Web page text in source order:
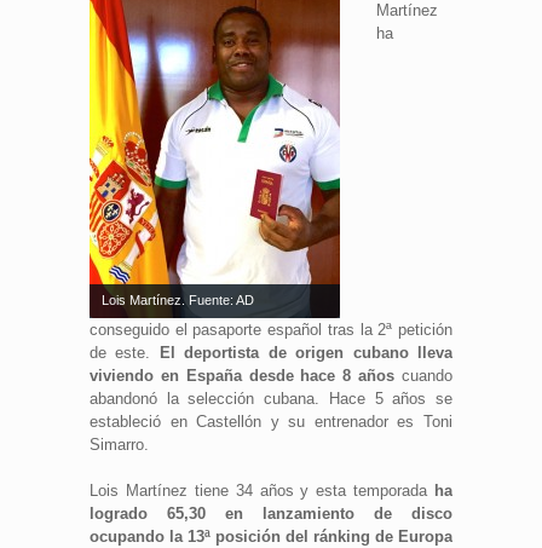
Lois Martínez. Fuente: AD
Martínez
ha
conseguido el pasaporte español tras la 2ª petición
de este.
El deportista de origen cubano lleva
viviendo en España desde hace 8 años cuando
abandonó la selección cubana. Hace 5 años se
estableció en Castellón y su entrenador es Toni
Simarro.
Lois Martínez tiene 34 años y esta temporada ha
logrado 65,30 en lanzamiento de disco
ocupando la 13ª posición del ránking de Europa